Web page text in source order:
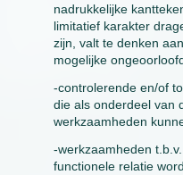
nadrukkelijke
limitatief karakter
zijn, valt te denken
mogelijke
-controlerende en/of
die als onderdeel van
werkzaamheden
-werkzaamheden
functionele relatie